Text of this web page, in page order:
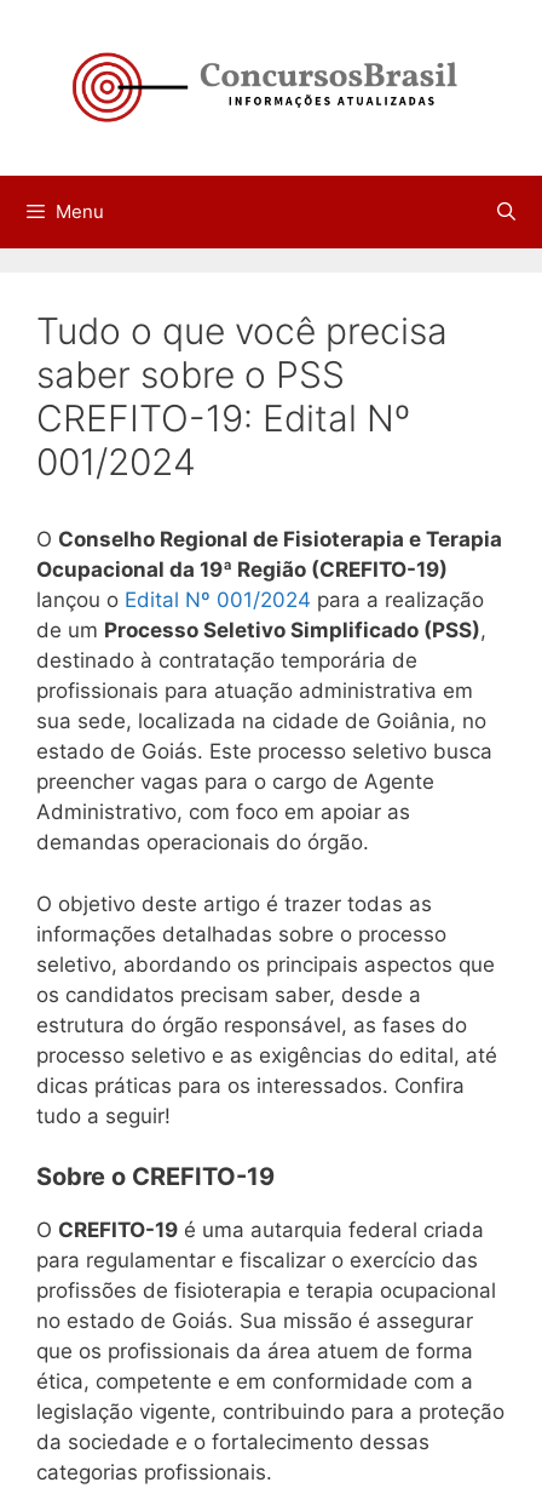
conteúdo
Menu
Tudo o que você precisa
saber sobre o PSS
CREFITO-19: Edital Nº
001/2024
O Conselho Regional de Fisioterapia e Terapia
Ocupacional da 19ª Região (CREFITO-19)
lançou o Edital Nº 001/2024 para a realização
de um Processo Seletivo Simplificado (PSS),
destinado à contratação temporária de
profissionais para atuação administrativa em
sua sede, localizada na cidade de Goiânia, no
estado de Goiás. Este processo seletivo busca
preencher vagas para o cargo de Agente
Administrativo, com foco em apoiar as
demandas operacionais do órgão.
O objetivo deste artigo é trazer todas as
informações detalhadas sobre o processo
seletivo, abordando os principais aspectos que
os candidatos precisam saber, desde a
estrutura do órgão responsável, as fases do
processo seletivo e as exigências do edital, até
dicas práticas para os interessados. Confira
tudo a seguir!
Sobre o CREFITO-19
O CREFITO-19 é uma autarquia federal criada
para regulamentar e fiscalizar o exercício das
profissões de fisioterapia e terapia ocupacional
no estado de Goiás. Sua missão é assegurar
que os profissionais da área atuem de forma
ética, competente e em conformidade com a
legislação vigente, contribuindo para a proteção
da sociedade e o fortalecimento dessas
categorias profissionais.